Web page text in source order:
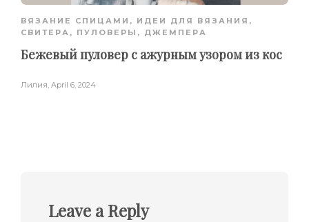
ВЯЗАНИЕ СПИЦАМИ , ИДЕИ ДЛЯ ВЯЗАНИЯ ,
СВИТЕРА, ПУЛОВЕРЫ, ДЖЕМПЕРА
Бежевый пуловер с ажурным узором из кос
Лилия April 6, 2024
Leave a Reply